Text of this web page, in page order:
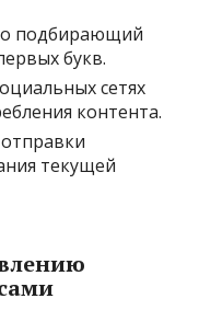
подбирающий
букв.
сетях
контента.
текущей